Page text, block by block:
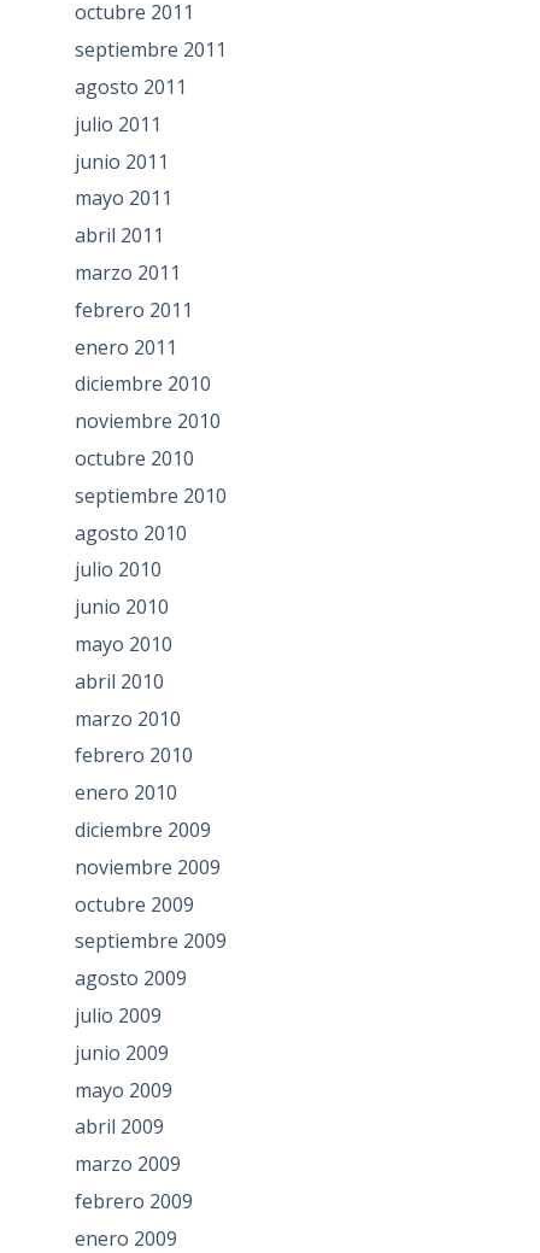
octubre 2011
septiembre 2011
agosto 2011
julio 2011
junio 2011
mayo 2011
abril 2011
marzo 2011
febrero 2011
enero 2011
diciembre 2010
noviembre 2010
octubre 2010
septiembre 2010
agosto 2010
julio 2010
junio 2010
mayo 2010
abril 2010
marzo 2010
febrero 2010
enero 2010
diciembre 2009
noviembre 2009
octubre 2009
septiembre 2009
agosto 2009
julio 2009
junio 2009
mayo 2009
abril 2009
marzo 2009
febrero 2009
enero 2009